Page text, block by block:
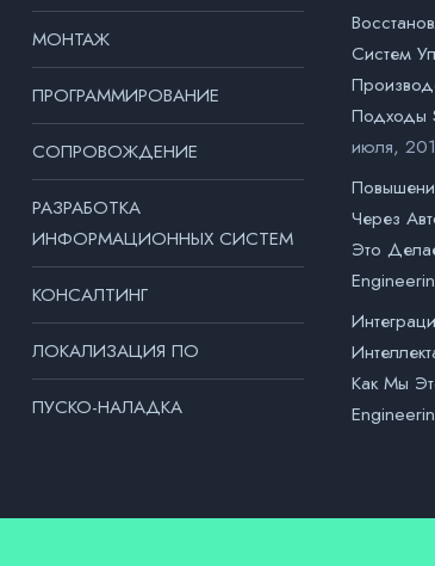
МОНТАЖ
ПРОГРАММИРОВАНИЕ
СОПРОВОЖДЕНИЕ
РАЗРАБОТКА
ИНФОРМАЦИОННЫХ СИСТЕМ
КОНСАЛТИНГ
ЛОКАЛИЗАЦИЯ ПО
ПУСКО-НАЛАДКА
Систем
Подходы
июля,
Через
Это
Как Мы